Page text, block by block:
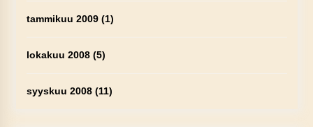
tammikuu 2009(1)
lokakuu 2008(5)
syyskuu 2008(11)